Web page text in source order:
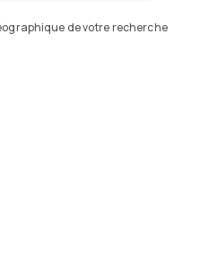
de votre recherche